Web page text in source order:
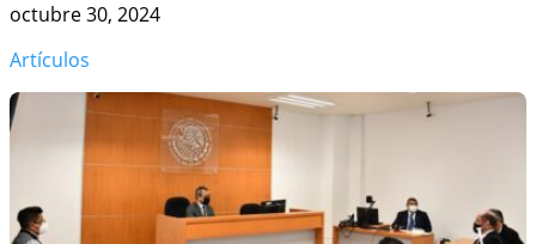
octubre 30, 2024
Artículos